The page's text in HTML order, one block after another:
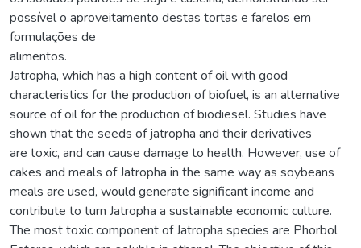
possível o aproveitamento destas tortas e farelos em
formulações de
alimentos.
Jatropha, which has a high content of oil with good
characteristics for the production of biofuel, is an alternative
source of oil for the production of biodiesel. Studies have
shown that the seeds of jatropha and their derivatives
are toxic, and can cause damage to health. However, use of
cakes and meals of Jatropha in the same way as soybeans
meals are used, would generate significant income and
contribute to turn Jatropha a sustainable economic culture.
The most toxic component of Jatropha species are Phorbol